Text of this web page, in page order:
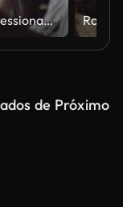
Show impressionante
de Próximo